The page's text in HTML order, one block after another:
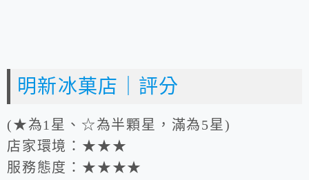
明新冰菓店｜評分
(★為1星、☆為半顆星，滿為5星)
店家環境：★★★
服務態度：★★★★